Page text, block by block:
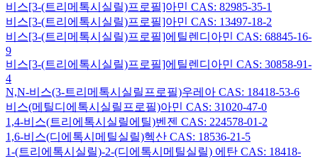
비스[3-(트리메톡시실릴)프로필]아민 CAS: 82985-35-1
비스[3-(트리에톡시실릴)프로필]아민 CAS: 13497-18-2
비스[3-(트리메톡시실릴)프로필]에틸렌디아민 CAS: 68845-16-
9
비스[3-(트리에톡시실릴)프로필]에틸렌디아민 CAS: 30858-91-
4
N,N-비스(3-트리메톡시실릴프로필)우레아 CAS: 18418-53-6
비스(메틸디에톡시실릴프로필)아민 CAS: 31020-47-0
1,4-비스(트리에톡시실릴에틸)벤젠 CAS: 224578-01-2
1,6-비스(디에톡시메틸실릴)헥산 CAS: 18536-21-5
1-(트리에톡시실릴)-2-(디에톡시메틸실릴) 에탄 CAS: 18418-